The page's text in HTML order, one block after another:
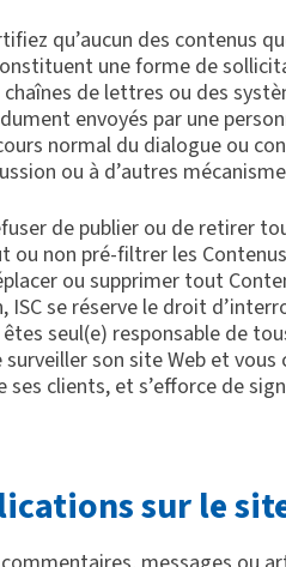
qu’aucun des contenus
une forme de
de lettres ou des
envoyés par une
normal du dialogue ou
ou à d’autres
de publier ou de retirer
ou non pré-filtrer les
ou supprimer tout
se réserve le droit
seul(e) responsable de
son site Web et
clients, et s’efforce de
sur le